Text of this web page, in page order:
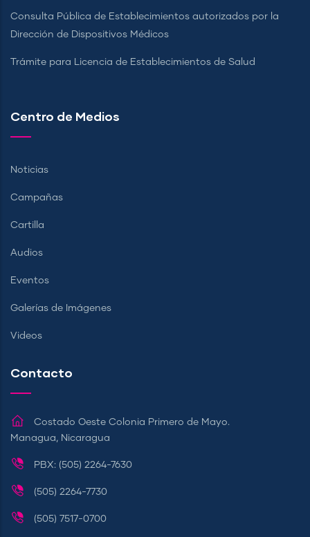
Consulta Pública de Establecimientos autorizados por la
Dirección de Dispositivos Médicos
Trámite para Licencia de Establecimientos de Salud
Centro de Medios
Noticias
Campañas
Cartilla
Audios
Eventos
Galerías de Imágenes
Videos
Contacto
Costado Oeste Colonia Primero de Mayo.
Managua, Nicaragua
PBX: (505) 2264-7630
(505) 2264-7730
(505) 7517-0700